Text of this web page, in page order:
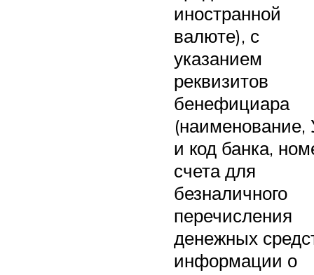
иностранной
валюте), с
указанием
реквизитов
бенефициара
и код банка,
счета для
безналичного
перечисления
денежных
информации о